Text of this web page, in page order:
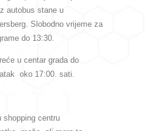
autobus stane u
Slobodno vrijeme za
do 13:30.
u centar grada do
oko 17:00. sati.
shopping centru